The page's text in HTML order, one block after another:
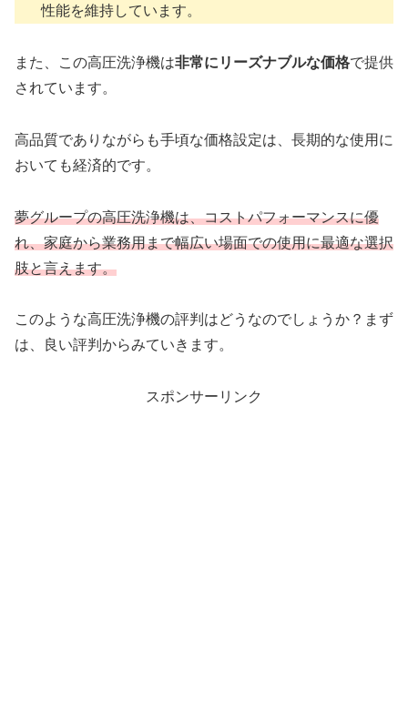
性能を維持しています。
また、この高圧洗浄機は非常にリーズナブルな価格で提供
されています。
高品質でありながらも手頃な価格設定は、長期的な使用に
おいても経済的です。
夢グループの高圧洗浄機は、コストパフォーマンスに優
れ、家庭から業務用まで幅広い場面での使用に最適な選択
肢と言えます。
このような高圧洗浄機の評判はどうなのでしょうか？まず
は、良い評判からみていきます。
スポンサーリンク